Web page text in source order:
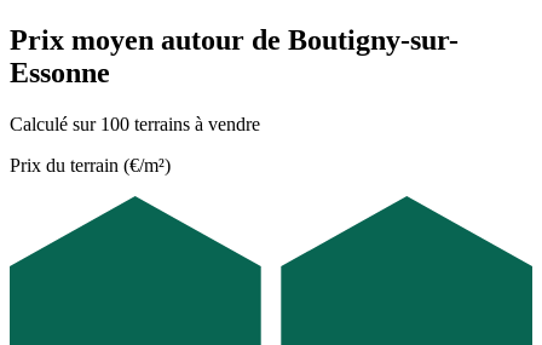
Prix moyen autour de Boutigny-sur-
Essonne
Calculé sur 100 terrains à vendre
Prix du terrain (€/m²)